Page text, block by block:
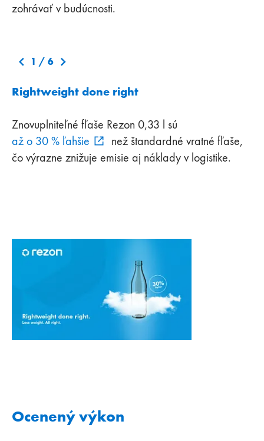
zohrávať v budúcnosti.
1 / 6
Rightweight done right
Znovuplniteľné fľaše Rezon 0,33 l sú
až o 30 % ľahšie
než štandardné vratné fľaše,
čo výrazne znižuje emisie aj náklady v logistike.
Ocenený výkon